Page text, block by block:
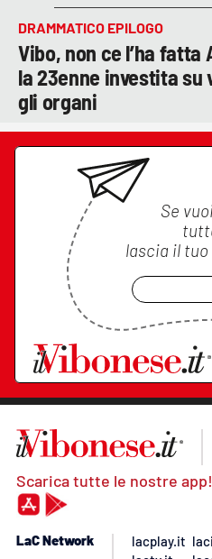
DRAMMATICO EPILOGO
Vibo, non ce l’ha
la 23enne investita
gli organi
Se
lascia il
Scarica tutte le nostre app!
LaC Network
lacplay.it